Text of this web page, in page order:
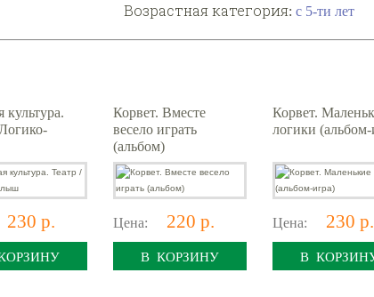
Возрастная категория: с 5-ти лет
культура.
230 р.
Корвет. Вместе
весело играть
(альбом)
Цена: 220 р.
В КОРЗИНУ
Корвет.
логики
Цена: 230 р.
В